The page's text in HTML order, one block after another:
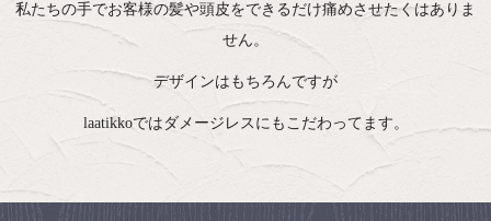
私たちの手でお客様の髪や頭皮をできるだけ痛めさせたくはありま
せん。
デザインはもちろんですが
laatikkoではダメージレスにもこだわってます。